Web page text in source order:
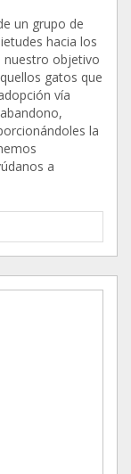
un grupo de
hacia los
nuestro objetivo
gatos que
vía
la
a